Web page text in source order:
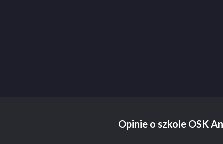
Opinie o szkole OSK